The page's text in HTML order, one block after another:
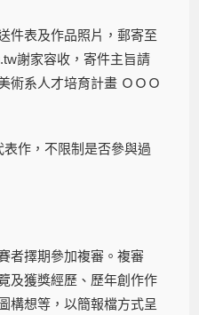
件表及作品照片，郵寄至
謝家容收，寄件主旨請
術系人才培育計畫 ＯＯＯ
作，不限制是否參與過
者擇期參加複審。複審
及獲獎經歷、歷年創作作
構想等，以簡報檔方式呈